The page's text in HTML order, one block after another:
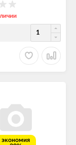
экономия